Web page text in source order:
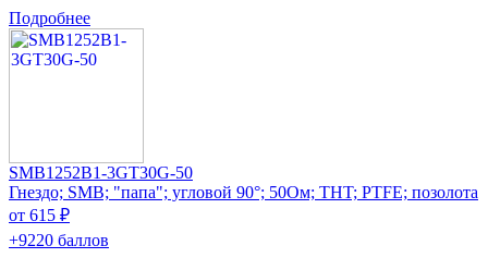
Подробнее
SMB1252B1-3GT30G-50
Гнездо; SMB; "папа"; угловой 90°; 50Ом; THT; PTFE; позолота
от 615 ₽
+9220 баллов